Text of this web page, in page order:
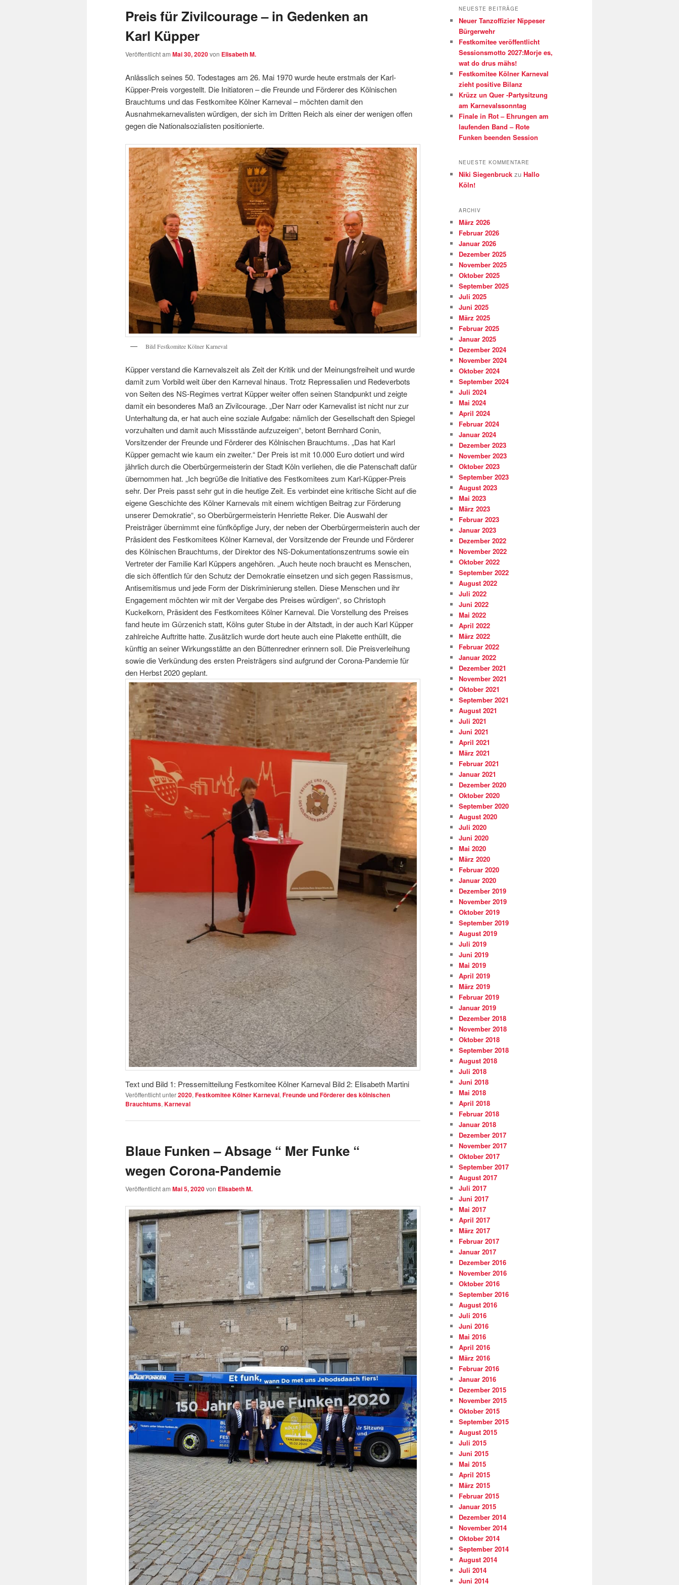
Preis für Zivilcourage – in Gedenken an
Karl Küpper
Veröffentlicht am Mai 30, 2020von Elisabeth M.
Anlässlich seines 50. Todestages am 26. Mai 1970 wurde heute erstmals der Karl-
Küpper-Preis vorgestellt. Die Initiatoren – die Freunde und Förderer des Kölnischen
Brauchtums und das Festkomitee Kölner Karneval – möchten damit den
Ausnahmekarnevalisten würdigen, der sich im Dritten Reich als einer der wenigen offen
gegen die Nationalsozialisten positionierte.
Bild Festkomitee Kölner Karneval
Küpper verstand die Karnevalszeit als Zeit der Kritik und der Meinungsfreiheit und wurde
damit zum Vorbild weit über den Karneval hinaus. Trotz Repressalien und Redeverbots
von Seiten des NS-Regimes vertrat Küpper weiter offen seinen Standpunkt und zeigte
damit ein besonderes Maß an Zivilcourage. „Der Narr oder Karnevalist ist nicht nur zur
Unterhaltung da, er hat auch eine soziale Aufgabe: nämlich der Gesellschaft den Spiegel
vorzuhalten und damit auch Missstände aufzuzeigen“, betont Bernhard Conin,
Vorsitzender der Freunde und Förderer des Kölnischen Brauchtums. „Das hat Karl
Küpper gemacht wie kaum ein zweiter.“ Der Preis ist mit 10.000 Euro dotiert und wird
jährlich durch die Oberbürgermeisterin der Stadt Köln verliehen, die die Patenschaft dafür
übernommen hat. „Ich begrüße die Initiative des Festkomitees zum Karl-Küpper-Preis
sehr. Der Preis passt sehr gut in die heutige Zeit. Es verbindet eine kritische Sicht auf die
eigene Geschichte des Kölner Karnevals mit einem wichtigen Beitrag zur Förderung
unserer Demokratie“, so Oberbürgermeisterin Henriette Reker. Die Auswahl der
Preisträger übernimmt eine fünfköpfige Jury, der neben der Oberbürgermeisterin auch der
Präsident des Festkomitees Kölner Karneval, der Vorsitzende der Freunde und Förderer
des Kölnischen Brauchtums, der Direktor des NS-Dokumentationszentrums sowie ein
Vertreter der Familie Karl Küppers angehören. „Auch heute noch braucht es Menschen,
die sich öffentlich für den Schutz der Demokratie einsetzen und sich gegen Rassismus,
Antisemitismus und jede Form der Diskriminierung stellen. Diese Menschen und ihr
Engagement möchten wir mit der Vergabe des Preises würdigen“, so Christoph
Kuckelkorn, Präsident des Festkomitees Kölner Karneval. Die Vorstellung des Preises
fand heute im Gürzenich statt, Kölns guter Stube in der Altstadt, in der auch Karl Küpper
zahlreiche Auftritte hatte. Zusätzlich wurde dort heute auch eine Plakette enthüllt, die
künftig an seiner Wirkungsstätte an den Büttenredner erinnern soll. Die Preisverleihung
sowie die Verkündung des ersten Preisträgers sind aufgrund der Corona-Pandemie für
den Herbst 2020 geplant.
Text und Bild 1: Pressemitteilung Festkomitee Kölner Karneval Bild 2: Elisabeth Martini
Veröffentlicht unter2020, Festkomitee Kölner Karneval, Freunde und Förderer des kölnischen
Brauchtums, Karneval
Blaue Funken – Absage “ Mer Funke “
wegen Corona-Pandemie
Veröffentlicht am Mai 5, 2020von Elisabeth M.
h
n
NEUESTE BEITRÄGE
Neuer Tanzoffizier Nippeser
Bürgerwehr
Festkomitee veröffentlicht
Sessionsmotto 2027:Morje es,
wat do drus mähs!
Festkomitee Kölner Karneval
zieht positive Bilanz
Krüzz un Quer -Partysitzung
am Karnevalssonntag
Finale in Rot – Ehrungen am
laufenden Band – Rote
Funken beenden Session
NEUESTE KOMMENTARE
Niki Siegenbruck zu Hallo
Köln!
ARCHIV
März 2026
Februar 2026
Januar 2026
Dezember 2025
November 2025
Oktober 2025
September 2025
Juli 2025
Juni 2025
März 2025
Februar 2025
Januar 2025
Dezember 2024
November 2024
Oktober 2024
September 2024
Juli 2024
Mai 2024
April 2024
Februar 2024
Januar 2024
Dezember 2023
November 2023
Oktober 2023
September 2023
August 2023
Mai 2023
März 2023
Februar 2023
Januar 2023
Dezember 2022
November 2022
Oktober 2022
September 2022
August 2022
Juli 2022
Juni 2022
Mai 2022
April 2022
März 2022
Februar 2022
Januar 2022
Dezember 2021
November 2021
Oktober 2021
September 2021
August 2021
Juli 2021
Juni 2021
April 2021
März 2021
Februar 2021
Januar 2021
Dezember 2020
Oktober 2020
September 2020
August 2020
Juli 2020
Juni 2020
Mai 2020
März 2020
Februar 2020
Januar 2020
Dezember 2019
November 2019
Oktober 2019
September 2019
August 2019
Juli 2019
Juni 2019
Mai 2019
April 2019
März 2019
Februar 2019
Januar 2019
Dezember 2018
November 2018
Oktober 2018
September 2018
August 2018
Juli 2018
Juni 2018
Mai 2018
April 2018
Februar 2018
Januar 2018
Dezember 2017
November 2017
Oktober 2017
September 2017
August 2017
Juli 2017
Juni 2017
Mai 2017
April 2017
März 2017
Februar 2017
Januar 2017
Dezember 2016
November 2016
Oktober 2016
September 2016
August 2016
Juli 2016
Juni 2016
Mai 2016
April 2016
März 2016
Februar 2016
Januar 2016
Dezember 2015
November 2015
Oktober 2015
September 2015
August 2015
Juli 2015
Juni 2015
Mai 2015
April 2015
März 2015
Februar 2015
Januar 2015
Dezember 2014
November 2014
Oktober 2014
September 2014
August 2014
Juli 2014
Juni 2014